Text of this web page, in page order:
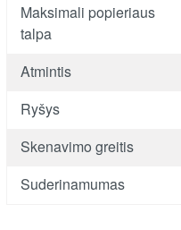
Maksimali popieriaus
talpa
Atmintis
Ryšys
Skenavimo greitis
Suderinamumas